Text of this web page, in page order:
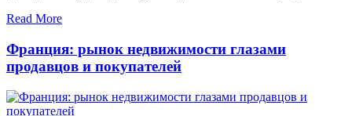
Read More
Франция: рынок недвижимости глазами
продавцов и покупателей